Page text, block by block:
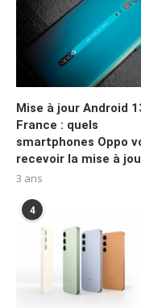
Mise à jour Android
France : quels
smartphones Oppo
recevoir la mise à
3 ans
4